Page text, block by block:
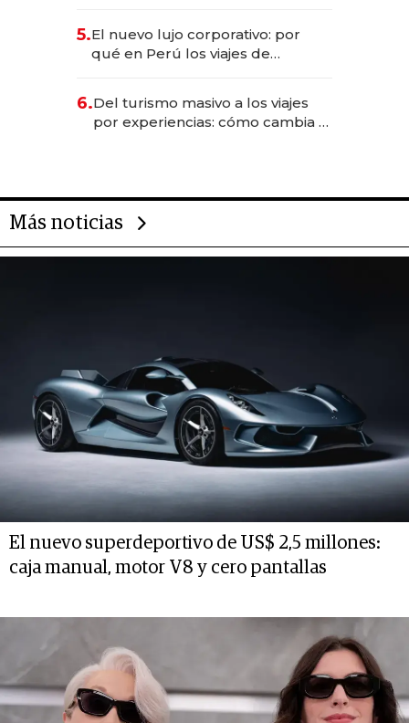
Fénix
5.El nuevo lujo corporativo: por
qué en Perú los viajes de
transformadoras
6.Del turismo masivo a los viajes
por experiencias: cómo cambia el
Más noticias
El nuevo superdeportivo de US$ 2,5 millones:
caja manual, motor V8 y cero pantallas